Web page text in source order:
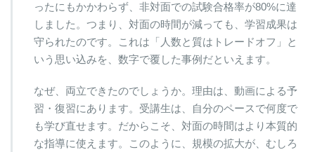
ったにもかかわらず、非対面での試験合格率が80%に達
しました。つまり、対面の時間が減っても、学習成果は
守られたのです。これは「人数と質はトレードオフ」と
いう思い込みを、数字で覆した事例だといえます。
なぜ、両立できたのでしょうか。理由は、動画による予
習・復習にあります。受講生は、自分のペースで何度で
も学び直せます。だからこそ、対面の時間はより本質的
な指導に使えます。このように、規模の拡大が、むしろ